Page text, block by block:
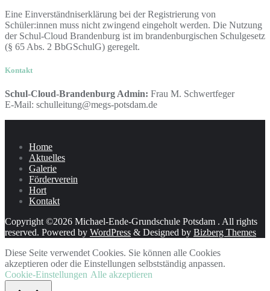
Eine Einverständniserklärung bei der Registrierung von
Schüler:innen muss nicht zwingend eingeholt werden. Die Nutzung
der Schul-Cloud Brandenburg ist im brandenburgischen Schulgesetz
(§ 65 Abs. 2 BbGSchulG) geregelt.
Kontakt
Schul-Cloud-Brandenburg Admin: Frau M. Schwertfeger
E-Mail: schulleitung@megs-potsdam.de
Home
Aktuelles
Galerie
Förderverein
Hort
Kontakt
Copyright ©2026 Michael-Ende-Grundschule Potsdam . All rights
reserved. Powered by WordPress & Designed by Bizberg Themes
Diese Seite verwendet Cookies. Sie können alle Cookies
akzeptieren oder die Einstellungen selbstständig anpassen.
Cookie-Einstellungen Alle akzeptieren